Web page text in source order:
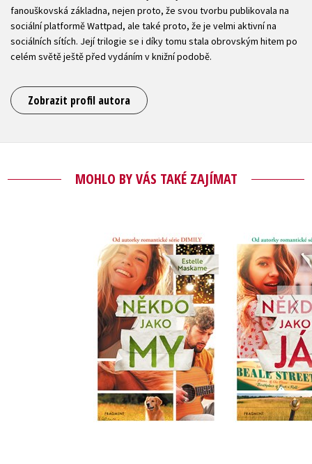
fanouškovská základna, nejen proto, že svou tvorbu publikovala na
sociální platformě Wattpad, ale také proto, že je velmi aktivní na
sociálních sítích. Její trilogie se i díky tomu stala obrovským hitem po
celém světě ještě před vydáním v knižní podobě.
Zobrazit profil autora
MOHLO BY VÁS TAKÉ ZAJÍMAT
Někdo jako my
Estelle Maskame
Do košíku
379 Kč
303 Kč
Někdo
Estelle
Do
319 Kč